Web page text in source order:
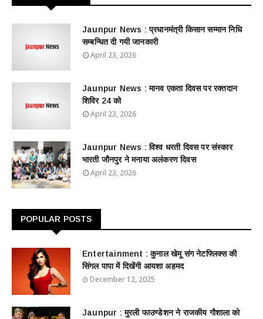
Jaunpur News : ​प्रधानमंत्री किसान सम्मान निधि
सम्बन्धित दी गयी जानकारी
April 23, 2026
Jaunpur News : ​मानव एकता दिवस पर रक्तदान
शिविर 24 को
April 23, 2026
Jaunpur News : विश्व धरती दिवस पर संस्कार
भारती जौनपुर ने मनाया अलंकरण दिवस
April 23, 2026
POPULAR POSTS
Entertainment : ​​​​कुनाल खेमू संग नेटफ्लिक्स की
सिंगल पापा में दिखेंगी आयशा अहमद
December 12, 2025
Jaunpur : ​मुरली फाउण्डेशन ने राजकीय गौशाला को